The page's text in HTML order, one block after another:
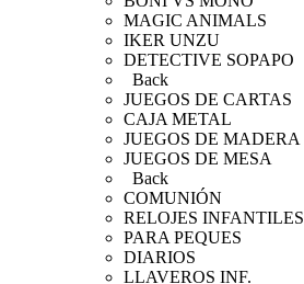
MAGIC ANIMALS
IKER UNZU
DETECTIVE SOPAPO
Back
JUEGOS DE CARTAS
CAJA METAL
JUEGOS DE MADERA
JUEGOS DE MESA
Back
COMUNIÓN
RELOJES INFANTILES
PARA PEQUES
DIARIOS
LLAVEROS INF.